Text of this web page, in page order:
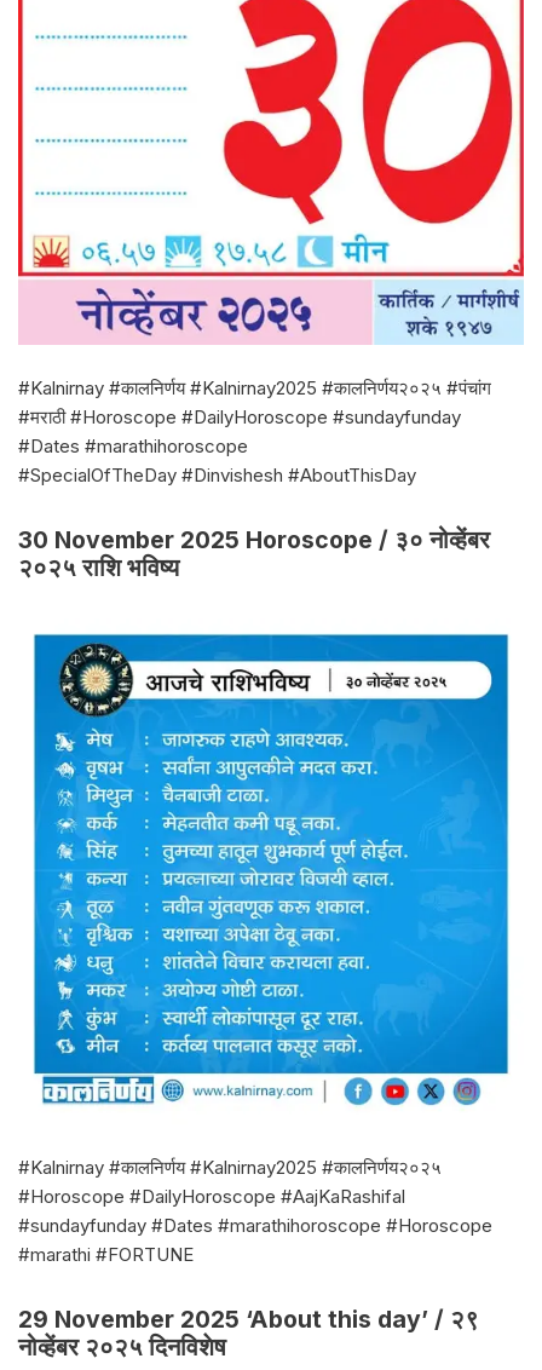
#Kalnirnay #कालनिर्णय #Kalnirnay2025 #कालनिर्णय२०२५ #पंचांग
#मराठी #Horoscope #DailyHoroscope #sundayfunday
#Dates #marathihoroscope
#SpecialOfTheDay #Dinvishesh #AboutThisDay
30 November 2025 Horoscope / ३० नोव्हेंबर
२०२५ राशि भविष्य
#Kalnirnay #कालनिर्णय #Kalnirnay2025 #कालनिर्णय२०२५
#Horoscope #DailyHoroscope #AajKaRashifal
#sundayfunday #Dates #marathihoroscope #Horoscope
#marathi #FORTUNE
29 November 2025 ‘About this day’ / २९
नोव्हेंबर २०२५ दिनविशेष